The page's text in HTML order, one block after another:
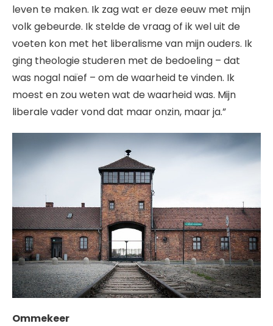
leven te maken. Ik zag wat er deze eeuw met mijn
volk gebeurde. Ik stelde de vraag of ik wel uit de
voeten kon met het liberalisme van mijn ouders. Ik
ging theologie studeren met de bedoeling – dat
was nogal naïef – om de waarheid te vinden. Ik
moest en zou weten wat de waarheid was. Mijn
liberale vader vond dat maar onzin, maar ja.”
Ommekeer